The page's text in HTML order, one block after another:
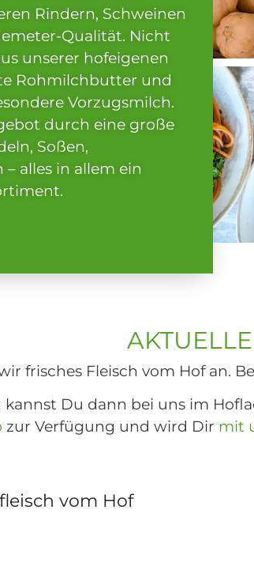
Rindern, Schweinen
Qualität. Nicht
unserer hofeigenen
Rohmilchbutter und
Vorzugsmilch.
durch eine große
Soßen,
alles in allem ein
Externer Link
frisches Fleisch vom Hof an.
kannst Du dann bei uns im
zur Verfügung und wird Dir mit
vom Hof